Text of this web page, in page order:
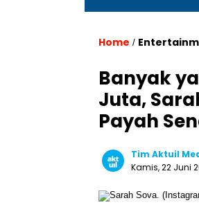
Home /
Banyak
Juta,
Payah
Tim Aktuil
Kamis, 22 Juni